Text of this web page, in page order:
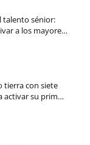
talento sénior:
a los mayore…
tierra con siete
activar su prim…